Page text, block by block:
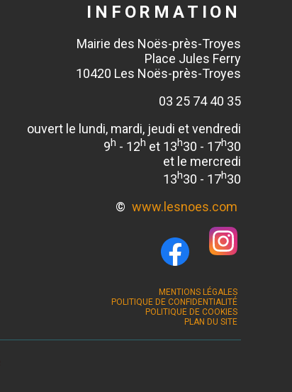
INFORMATION
Mairie des Noës-près-Troyes
Place Jules Ferry
10420 Les Noës-près-Troyes
03 25 74 40 35
ouvert le lundi, mardi, jeudi et vendredi
9h - 12h et 13h30 - 17h30
et le mercredi
13h30 - 17h30
© www.lesnoes.com
MENTIONS LÉGALES
POLITIQUE DE CONFIDENTIALITÉ
POLITIQUE DE COOKIES
PLAN DU SITE